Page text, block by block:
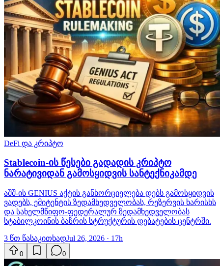
DeFi და კრიპტო
Stablecoin-ის წესები გადადის კრიპტო
ნარატივიდან გამოსყიდვის სანტექნიკამდე
აშშ-ის GENIUS აქტის განხორციელება დებს გამოსყიდვის
ვადებს, ემიტენტის ზედამხედველობას, რეზერვის ხარისხს
და სახელმწიფო-ფედერალურ ზედამხედველობას
სტაბილკოინის ბაზრის სტრუქტურის დებატების ცენტრში.
3 წთ წასაკითხადJul 26, 2026 · 17h
0 0